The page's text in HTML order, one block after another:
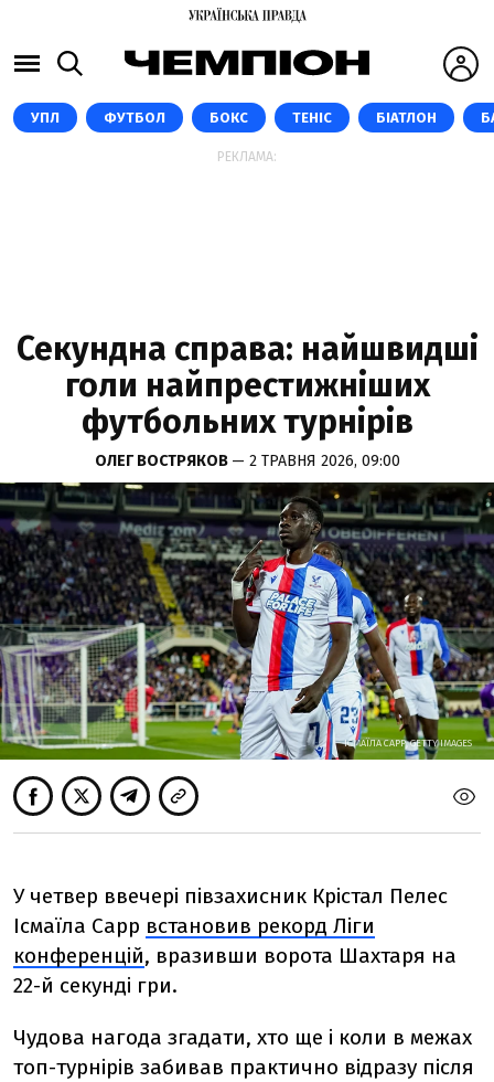
УПЛ ФУТБОЛ БОКС ТЕНІС БІАТЛОН
РЕКЛАМА:
Секундна справа: найшвидші
голи найпрестижніших
футбольних турнірів
ОЛЕГ ВОСТРЯКОВ — 2 ТРАВНЯ 2026, 09:00
ІСМАЇЛА САРР, GETTY IMAGES
У четвер ввечері півзахисник Крістал Пелес
Ісмаїла Сарр встановив рекорд Ліги
конференцій, вразивши ворота Шахтаря на
22-й секунді гри.
Чудова нагода згадати, хто ще і коли в межах
топ-турнірів забивав практично відразу після